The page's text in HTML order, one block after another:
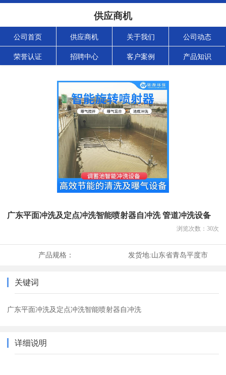
供应商机
公司首页 供应商机 关于我们 公司动态
荣誉认证 招聘中心 客户案例 产品知识
广东平面冲洗及定点冲洗智能喷射器自冲洗 管道冲洗设备
浏览次数： 30次
产品规格： 发货地:山东省青岛平度市
关键词
广东平面冲洗及定点冲洗智能喷射器自冲洗
详细说明